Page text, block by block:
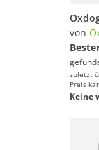
von
zuletzt
Preis
Keine